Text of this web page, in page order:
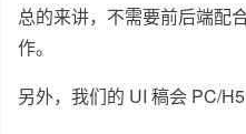
总的来讲，不需要前后端配
作。
另外，我们的 UI 稿会 PC/H5